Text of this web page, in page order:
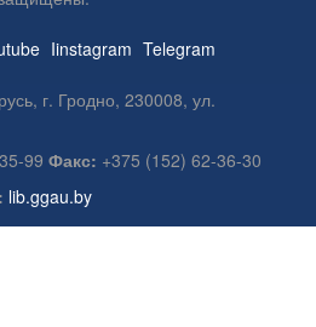
Iinstagram Telegram
г. Гродно, 230008, ул.
99 Факс: +375 (152) 62-36-30
lib.ggau.by